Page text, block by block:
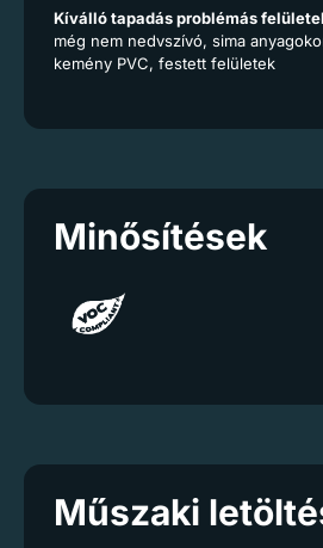
Kíválló tapadás problémás
még nem nedvszívó, sima
kemény PVC, festett felületek
Minősítések
Műszaki